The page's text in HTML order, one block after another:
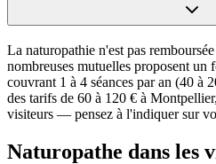
La naturopathie n'est pas
nombreuses mutuelles proposent un
couvrant 1 à 4 séances par an (40 à
des tarifs de 60 à 120 € à
visiteurs — pensez à l'indiquer sur
Naturopathe dans les